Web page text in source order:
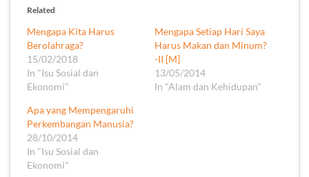
Related
Mengapa Kita Harus
Berolahraga?
15/02/2018
In "Isu Sosial dan
Ekonomi"
Mengapa Setiap Hari Saya
Harus Makan dan Minum?
-II [M]
13/05/2014
In "Alam dan Kehidupan"
Apa yang Mempengaruhi
Perkembangan Manusia?
28/10/2014
In "Isu Sosial dan
Ekonomi"